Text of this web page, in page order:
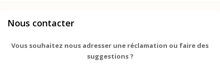
Nous contacter
Vous souhaitez nous adresser une réclamation ou faire des
suggestions ?